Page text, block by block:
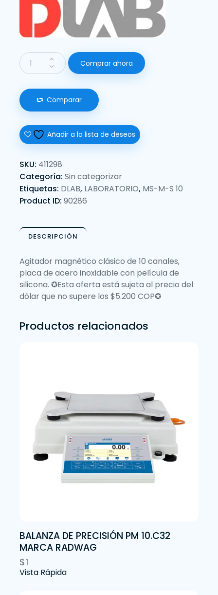
Comprar ahora
Comparar
Añadir a la lista de deseos
SKU: 411298
Categoría: Sin categorizar
Etiquetas: DLAB, LABORATORIO, MS-M-S 10
Product ID: 90286
DESCRIPCIÓN
Agitador magnético clásico de 10 canales,
placa de acero inoxidable con película de
silicona. ✪Esta oferta está sujeta al precio del
dólar que no supere los $5.200 COP✪
Productos relacionados
BALANZA DE PRECISIÓN PM 10.C32
MARCA RADWAG
$1
Vista Rápida